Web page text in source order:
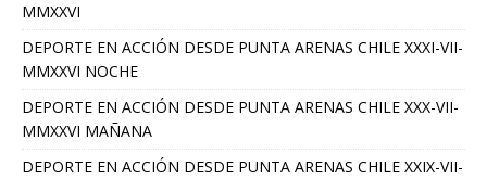
MMXXVI
DEPORTE EN ACCIÓN DESDE PUNTA ARENAS CHILE XXXI-VII-
MMXXVI NOCHE
DEPORTE EN ACCIÓN DESDE PUNTA ARENAS CHILE XXX-VII-
MMXXVI MAÑANA
DEPORTE EN ACCIÓN DESDE PUNTA ARENAS CHILE XXIX-VII-